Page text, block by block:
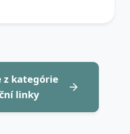
z kategórie
linky